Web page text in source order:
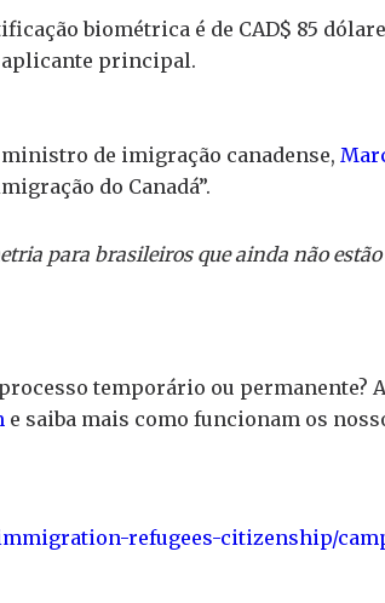
biométrica é de CAD$ 85
aplicante principal.
de imigração canadense,
do Canadá”.
para brasileiros que ainda não
temporário ou permanente?
e saiba mais como funcionam os
refugees-citizenship/